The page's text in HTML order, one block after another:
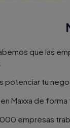
que las
potenciar tu
Maxxa de
empresas